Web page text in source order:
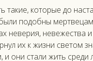
та­кие, ко­торые до
по­доб­ны
не­верия, не­вежес­тва
их к жиз­ни све­том
и они ста­ли жить сре­ди